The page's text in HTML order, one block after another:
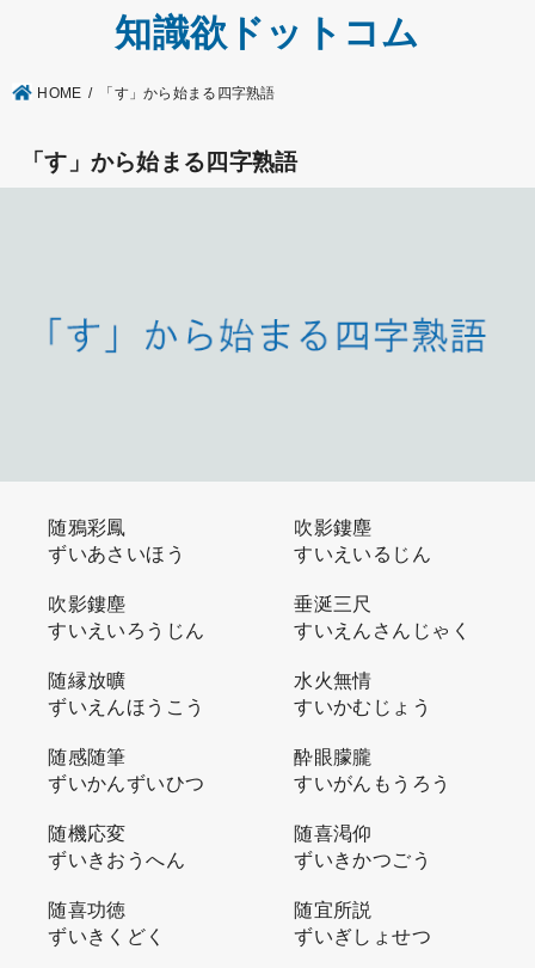
知識欲ドットコム
HOME 「す」から始まる四字熟語
「す」から始まる四字熟語
随鴉彩鳳
ずいあさいほう
吹影鏤塵
すいえいるじん
吹影鏤塵
すいえいろうじん
垂涎三尺
すいえんさんじゃく
随縁放曠
ずいえんほうこう
水火無情
すいかむじょう
随感随筆
ずいかんずいひつ
酔眼朦朧
すいがんもうろう
随機応変
ずいきおうへん
随喜渇仰
ずいきかつごう
随喜功徳
ずいきくどく
随宜所説
ずいぎしょせつ